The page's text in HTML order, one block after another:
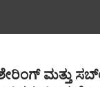
ಮತ್ತು